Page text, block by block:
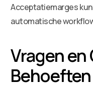
Acceptatiemarges
automatische
Vragen
Behoeften